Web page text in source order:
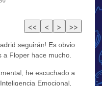
seguirán! Es obvio
Floper hace mucho.
he escuchado a
Emocional,